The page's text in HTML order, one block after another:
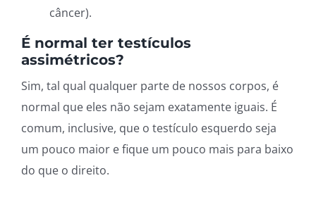
câncer).
É normal ter testículos
assimétricos?
Sim, tal qual qualquer parte de nossos corpos, é
normal que eles não sejam exatamente iguais. É
comum, inclusive, que o testículo esquerdo seja
um pouco maior e fique um pouco mais para baixo
do que o direito.